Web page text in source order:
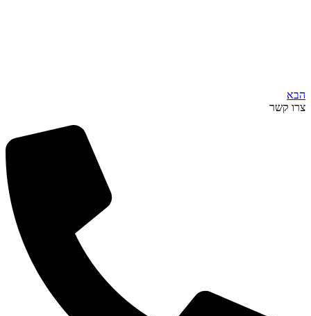
הבא
צרו קשר